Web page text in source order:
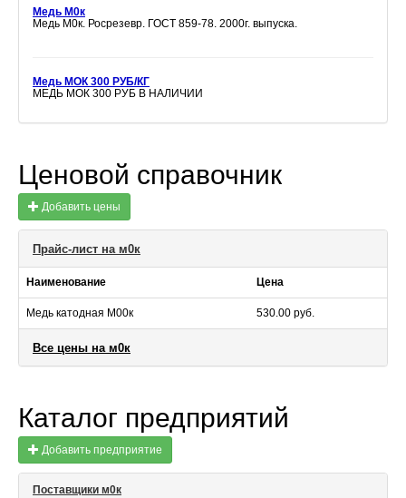
Медь М0к
Медь М0к. Росрезевр. ГОСТ 859-78. 2000г. выпуска.
Медь МОК 300 РУБ/КГ
МЕДЬ МОК 300 РУБ В НАЛИЧИИ
Ценовой справочник
Добавить цены
Прайс-лист на м0к
Наименование Цена
Медь катодная М00к 530.00 руб.
Все цены на м0к
Каталог предприятий
Добавить предприятие
Поставщики м0к